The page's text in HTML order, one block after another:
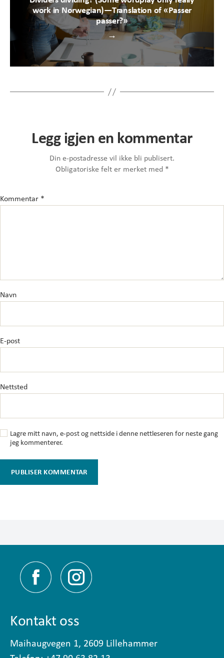
→
work in Norwegian)—Translation of «Passer
passer?»
Legg igjen en kommentar
Din e-postadresse vil ikke bli publisert.
Obligatoriske felt er merket med *
Kommentar *
Navn
E-post
Nettsted
Lagre mitt navn, e-post og nettside i denne nettleseren for neste gang
jeg kommenterer.
Kontakt oss
Maihaugvegen 1, 2609 Lillehammer